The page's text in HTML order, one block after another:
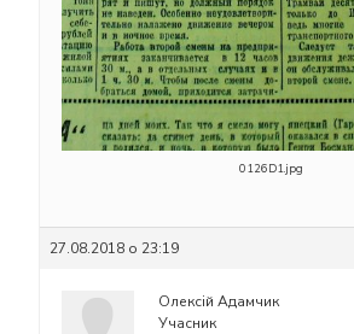
0126D1.jpg
27.08.2018 о 23:19
Олексій Адамчик
Учасник